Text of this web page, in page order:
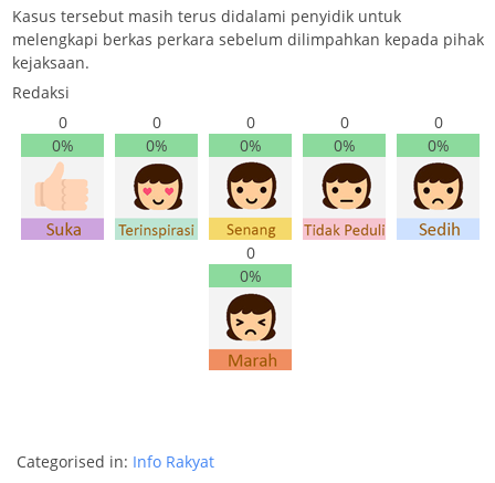
Kasus tersebut masih terus didalami penyidik untuk
melengkapi berkas perkara sebelum dilimpahkan kepada pihak
kejaksaan.
Redaksi
0
0%
0
0%
0
0%
0
0%
0
0%
0
0%
Categorised in: Info Rakyat